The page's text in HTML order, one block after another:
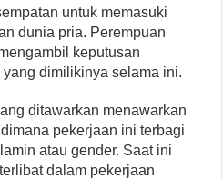
untuk memasuki
dunia pria. Perempuan
keputusan
dimilikinya selama ini.
ditawarkan menawarkan
pekerjaan ini terbagi
atau gender. Saat ini
dalam pekerjaan